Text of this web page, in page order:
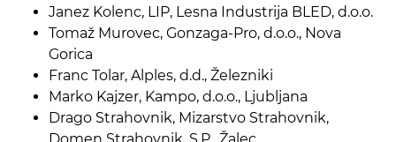
Janez Kolenc, LIP, Lesna Industrija BLED, d.o.o.
Tomaž Murovec, Gonzaga-Pro, d.o.o., Nova
Gorica
Franc Tolar, Alples, d.d., Železniki
Marko Kajzer, Kampo, d.o.o., Ljubljana
Drago Strahovnik, Mizarstvo Strahovnik,